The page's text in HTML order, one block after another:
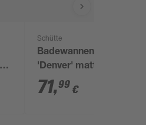
Schütte
Badewannenarmatur
'Denver' matt
schwarz
71,99 €